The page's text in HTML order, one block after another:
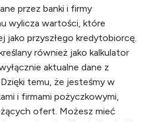
przez banki i firmy
wylicza wartości, które
jako przyszłego kredytobiorcę.
również jako kalkulator
aktualne dane z
temu, że jesteśmy w
i firmami pożyczkowymi,
ofert. Możesz mieć